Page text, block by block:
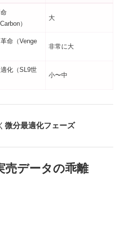
）
大
命（Venge
非常に大
化（SL9世
小〜中
微分最適化フェーズ
売データの乖離